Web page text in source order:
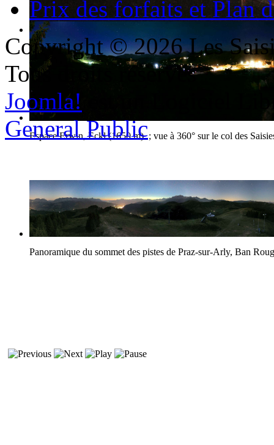
Le village d'Hauteluce
Espace Erwin, Eckl (1650 m) ; vue à 360° sur le col des
Panoramique du sommet des pistes de Praz-sur-Arly, Ban
Prix des forfaits et Plan
Copyright © 2026 Les
Tous droits réservés
Joomla!
General Public